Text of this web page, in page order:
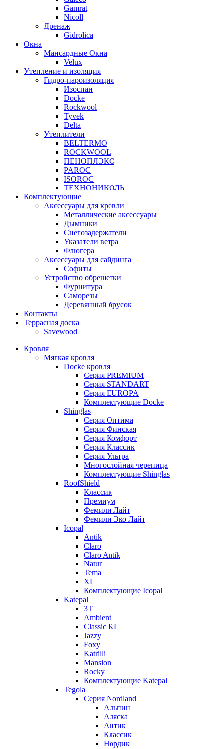
Gamrat
Nicoll
Дренаж
Gidrolica
Окна
Мансардные Окна
Velux
Утепление и изоляция
Гидро-пароизоляция
Изоспан
Docke
Rockwool
Tyvek
Delta
Утеплители
BELTERMO
ROCKWOOL
ПЕНОПЛЭКС
PAROC
ISOROC
ТЕХНОНИКОЛЬ
Комплектующие
Аксессуары для кровли
Металлические аксессуары
Дымники
Снегозадержатели
Указатели ветра
Флюгера
Аксессуары для сайдинга
Софиты
Устройство обрешетки
Фурнитура
Саморезы
Деревянный брусок
Контакты
Террасная доска
Savewood
Кровля
Мягкая кровля
Docke кровля
Серия PREMIUM
Серия STANDART
Серия EUROPA
Комплектующие Docke
Shinglas
Серия Оптима
Серия Финская
Серия Комфорт
Серия Классик
Серия Ультра
Многослойная черепица
Комплектующие Shinglas
RoofShield
Классик
Премиум
Фемили Лайт
Фемили Эко Лайт
Icopal
Antik
Claro
Claro Antik
Natur
Tema
XL
Комплектующие Icopal
Katepal
3T
Ambient
Classic KL
Jazzy
Foxy
Katrilli
Mansion
Rocky
Комплектующие Katepal
Tegola
Серия Nordland
Альпин
Аляска
Антик
Классик
Нордик